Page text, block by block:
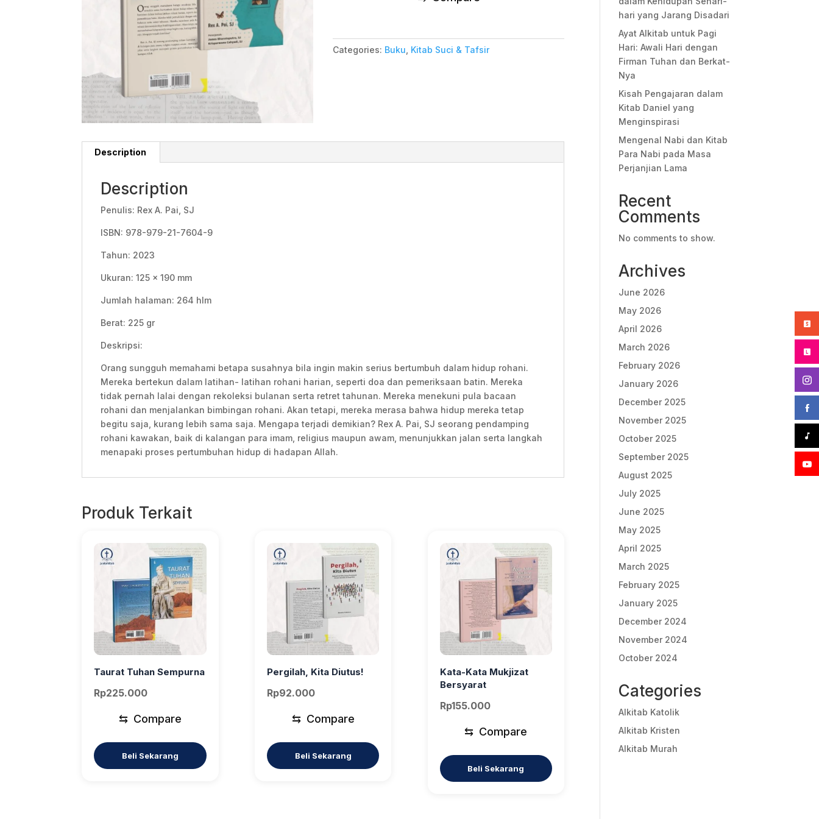
Categories: Buku Kitab Suci & Tafsir
Description
Description
Penulis: Rex A. Pai, SJ
ISBN: 978-979-21-7604-9
Tahun: 2023
Ukuran: 125 x 190 mm
Jumlah halaman: 264 hlm
Berat: 225 gr
Deskripsi:
Orang sungguh memahami betapa susahnya bila ingin makin serius bertumbuh dalam hidup rohani.
Mereka bertekun dalam latihan- latihan rohani harian, seperti doa dan pemeriksaan batin. Mereka
tidak pernah lalai dengan rekoleksi bulanan serta retret tahunan. Mereka menekuni pula bacaan
rohani dan menjalankan bimbingan rohani. Akan tetapi, mereka merasa bahwa hidup mereka tetap
begitu saja, kurang lebih sama saja. Mengapa terjadi demikian? Rex A. Pai, SJ seorang pendamping
rohani kawakan, baik di kalangan para imam, religius maupun awam, menunjukkan jalan serta langkah
menapaki proses pertumbuhan hidup di hadapan Allah.
Produk Terkait
Taurat Tuhan Sempurna
Rp225.000
⇆ Compare
Beli Sekarang
Pergilah, Kita Diutus!
Rp92.000
⇆ Compare
Beli Sekarang
Kata-Kata Mukjizat
Bersyarat
Rp155.000
⇆ Compare
Beli Sekarang
hari yang Jarang Disadari
Ayat Alkitab untuk Pagi
Hari: Awali Hari dengan
Firman Tuhan dan Berkat-
Nya
Kisah Pengajaran dalam
Kitab Daniel yang
Menginspirasi
Mengenal Nabi dan Kitab
Para Nabi pada Masa
Perjanjian Lama
Recent
Comments
No comments to show.
Archives
June 2026
May 2026
April 2026
March 2026
February 2026
January 2026
December 2025
November 2025
October 2025
September 2025
August 2025
July 2025
June 2025
May 2025
April 2025
March 2025
February 2025
January 2025
December 2024
November 2024
October 2024
Categories
Alkitab Katolik
Alkitab Kristen
Alkitab Murah